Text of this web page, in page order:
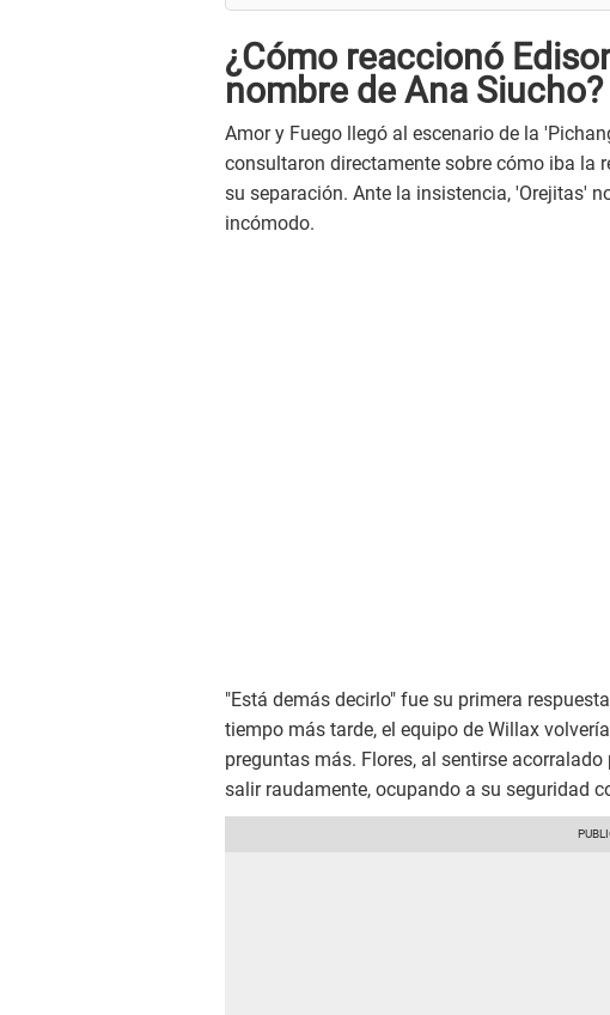
¿Cómo reaccionó
nombre de Ana Siucho?
Amor y Fuego llegó al escenario de la
consultaron directamente sobre cómo iba la
su separación. Ante la insistencia, 'Orejitas'
incómodo.
"Está demás decirlo" fue su primera
tiempo más tarde, el equipo de Willax
preguntas más. Flores, al sentirse
salir raudamente, ocupando a su seguridad